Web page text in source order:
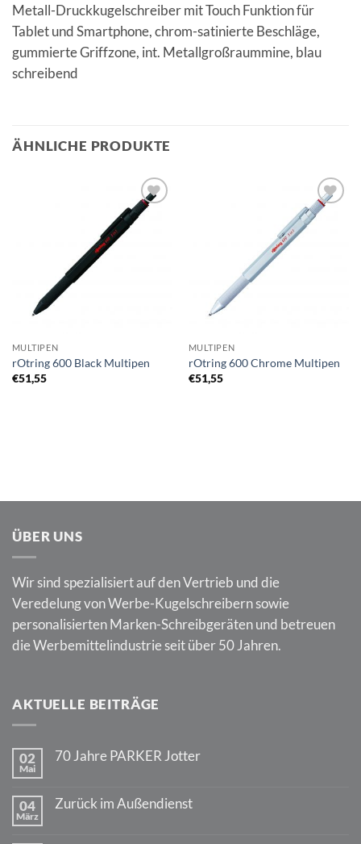
Metall-Druckkugelschreiber mit Touch Funktion für
Tablet und Smartphone, chrom-satinierte Beschläge,
gummierte Griffzone, int. Metallgroßraummine, blau
schreibend
ÄHNLICHE PRODUKTE
Auf die
Merkliste
MULTIPEN
rOtring 600 Black Multipen
€51,55
Auf die
Merkliste
MULTIPEN
rOtring 600 Chrome Multipen
€51,55
ÜBER UNS
Wir sind spezialisiert auf den Vertrieb und die
Veredelung von Werbe-Kugelschreibern sowie
personalisierten Marken-Schreibgeräten und betreuen
die Werbemittelindustrie seit über 50 Jahren.
AKTUELLE BEITRÄGE
02
Mai
70 Jahre PARKER Jotter
70
04
März
Zurück im Außendienst